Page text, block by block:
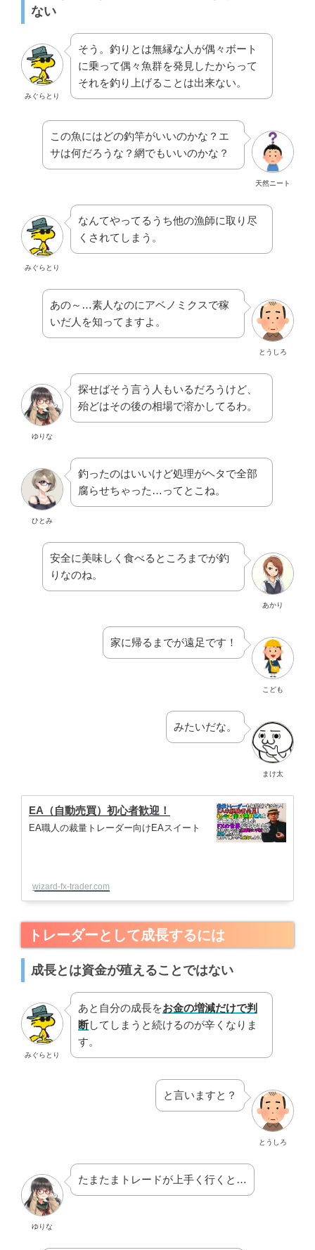
ない
みぐらとり
そう。釣りとは無縁な人が偶々ボート
に乗って偶々魚群を発見したからって
それを釣り上げることは出来ない。
天然ニート
この魚にはどの釣竿がいいのかな？エ
サは何だろうな？網でもいいのかな？
みぐらとり
なんてやってるうち他の漁師に取り尽
くされてしまう。
とうしろ
あの～…素人なのにアベノミクスで稼
いだ人を知ってますよ。
ゆりな
探せばそう言う人もいるだろうけど、
殆どはその後の相場で溶かしてるわ。
ひとみ
釣ったのはいいけど処理がヘタで全部
腐らせちゃった…ってとこね。
あかり
安全に美味しく食べるところまでが釣
りなのね。
こども
家に帰るまでが遠足です！
まけ太
みたいだな。
EA（自動売買）初心者歓迎！
EA職人の裁量トレーダー向けEAスイート
wizard-fx-trader.com
トレーダーとして成長するには
成長とは資金が殖えることではない
みぐらとり
あと自分の成長をお金の増減だけで判
断してしまうと続けるのが辛くなりま
す。
とうしろ
と言いますと？
ゆりな
たまたまトレードが上手く行くと…